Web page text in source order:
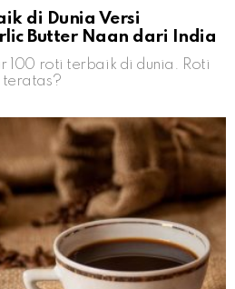
di Dunia Versi
Butter Naan dari India
100 roti terbaik di dunia. Roti
teratas?